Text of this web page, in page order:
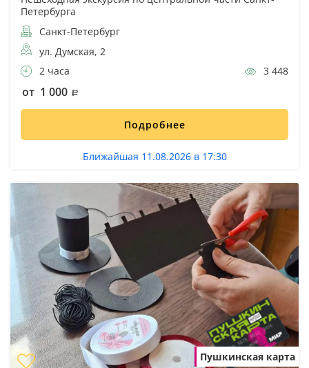
Петербурга
Санкт-Петербург
ул. Думская, 2
2 часа
3 448
от 1 000
Подробнее
Ближайшая 11.08.2026 в 17:30
Пушкинская карта